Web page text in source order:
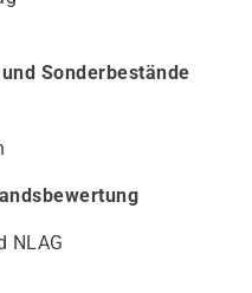
Sonderbestände
NLAG